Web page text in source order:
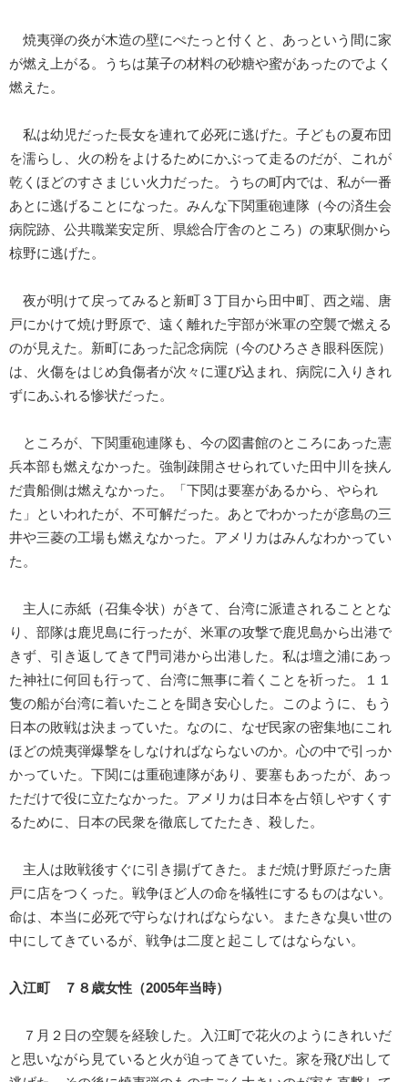
焼夷弾の炎が木造の壁にぺたっと付くと、あっという間に家
が燃え上がる。うちは菓子の材料の砂糖や蜜があったのでよく
燃えた。
私は幼児だった長女を連れて必死に逃げた。子どもの夏布団
を濡らし、火の粉をよけるためにかぶって走るのだが、これが
乾くほどのすさまじい火力だった。うちの町内では、私が一番
あとに逃げることになった。みんな下関重砲連隊（今の済生会
病院跡、公共職業安定所、県総合庁舎のところ）の東駅側から
椋野に逃げた。
夜が明けて戻ってみると新町３丁目から田中町、西之端、唐
戸にかけて焼け野原で、遠く離れた宇部が米軍の空襲で燃える
のが見えた。新町にあった記念病院（今のひろさき眼科医院）
は、火傷をはじめ負傷者が次々に運び込まれ、病院に入りきれ
ずにあふれる惨状だった。
ところが、下関重砲連隊も、今の図書館のところにあった憲
兵本部も燃えなかった。強制疎開させられていた田中川を挟ん
だ貴船側は燃えなかった。「下関は要塞があるから、やられ
た」といわれたが、不可解だった。あとでわかったが彦島の三
井や三菱の工場も燃えなかった。アメリカはみんなわかってい
た。
主人に赤紙（召集令状）がきて、台湾に派遣されることとな
り、部隊は鹿児島に行ったが、米軍の攻撃で鹿児島から出港で
きず、引き返してきて門司港から出港した。私は壇之浦にあっ
た神社に何回も行って、台湾に無事に着くことを祈った。１１
隻の船が台湾に着いたことを聞き安心した。このように、もう
日本の敗戦は決まっていた。なのに、なぜ民家の密集地にこれ
ほどの焼夷弾爆撃をしなければならないのか。心の中で引っか
かっていた。下関には重砲連隊があり、要塞もあったが、あっ
ただけで役に立たなかった。アメリカは日本を占領しやすくす
るために、日本の民衆を徹底してたたき、殺した。
主人は敗戦後すぐに引き揚げてきた。まだ焼け野原だった唐
戸に店をつくった。戦争ほど人の命を犠牲にするものはない。
命は、本当に必死で守らなければならない。またきな臭い世の
中にしてきているが、戦争は二度と起こしてはならない。
入江町 ７８歳女性（2005年当時）
７月２日の空襲を経験した。入江町で花火のようにきれいだ
と思いながら見ていると火が迫ってきていた。家を飛び出して